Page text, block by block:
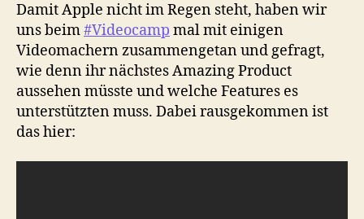
Damit Apple nicht im Regen steht, haben wir
uns beim#Videocamp mal mit einigen
Videomachern zusammengetan und gefragt,
wie denn ihr nächstes Amazing Product
aussehen müsste und welche Features es
unterstützten muss. Dabei rausgekommen ist
das hier: